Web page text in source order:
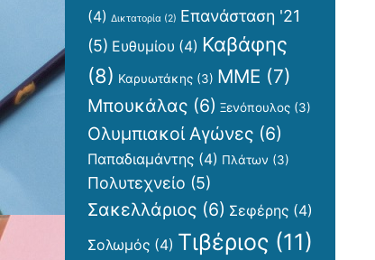
(4) Δικτατορία (2) Επανάσταση '21
(5) Ευθυμίου (4) Καβάφης
(8) Καρυωτάκης (3) ΜΜΕ (7)
Μπουκάλας (6) Ξενόπουλος (3)
Ολυμπιακοί Αγώνες (6)
Παπαδιαμάντης (4) Πλάτων (3)
Πολυτεχνείο (5)
Σακελλάριος (6) Σεφέρης (4)
Σολωμός (4) Τιβέριος (11)